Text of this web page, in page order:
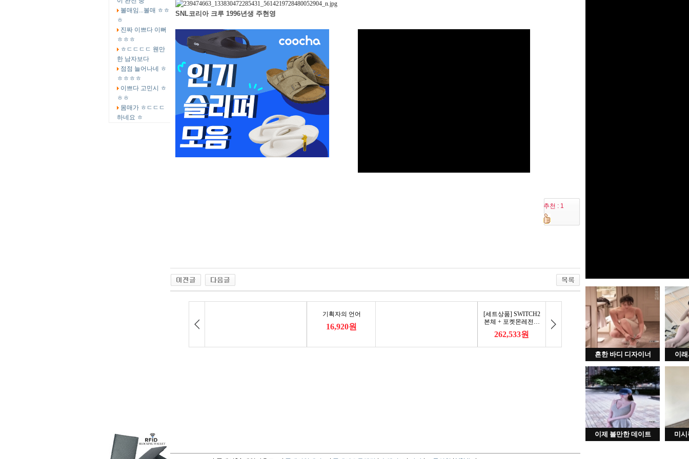
흔한 바디 디자이너 이
이제 볼만한 데이트 미시
볼매임...볼매 ㅎㅎ
ㅎ
진짜 이쁘다 이뻐
ㅎㅎㅎ
ㅎㄷㄷㄷㄷ 웬만
한 남자보다
점점 늘어나네 ㅎ
ㅎㅎㅎㅎ
이쁘다 고민시 ㅎ
ㅎㅎ
몸매가 ㅎㄷㄷㄷ
하네요 ㅎ
SNL코리아 크루 1996년생 주현영
추천 : 1